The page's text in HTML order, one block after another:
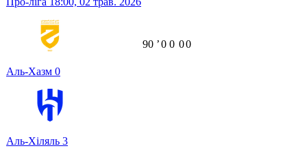
Аль-Хазм 0
Аль-Хіляль 3
90 ʼ0 0 00